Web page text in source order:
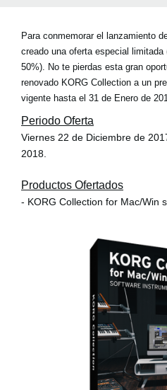
Para conmemorar el lanzamiento
creado una oferta especial limitada
50%). No te pierdas esta gran
renovado KORG Collection a un
vigente hasta el 31 de Enero de
Periodo Oferta
Viernes 22 de Diciembre de
2018.
Productos Ofertados
- KORG Collection for Mac/Win